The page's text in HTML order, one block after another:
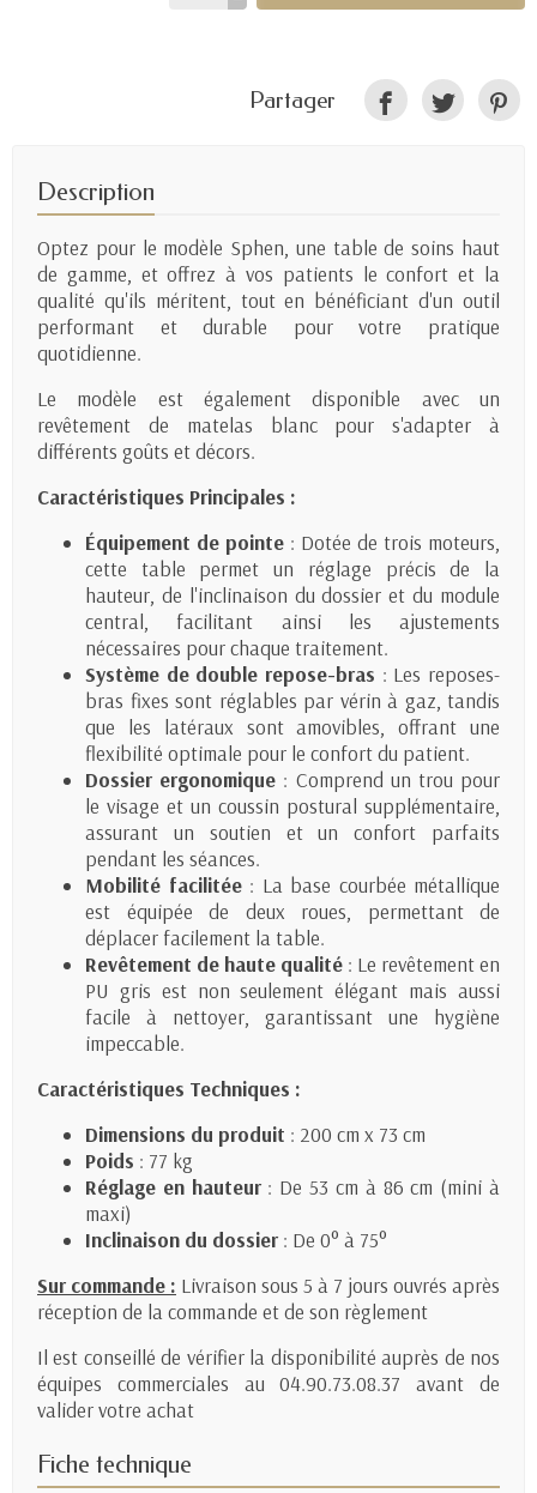
Partager
Description
Optez pour le modèle Sphen, une table de soins haut
de gamme, et offrez à vos patients le confort et la
qualité qu'ils méritent, tout en bénéficiant d'un outil
performant et durable pour votre pratique
quotidienne.
Le modèle est également disponible avec un
revêtement de matelas blanc pour s'adapter à
différents goûts et décors.
Caractéristiques Principales :
Équipement de pointe : Dotée de trois moteurs,
cette table permet un réglage précis de la
hauteur, de l'inclinaison du dossier et du module
central, facilitant ainsi les ajustements
nécessaires pour chaque traitement.
Système de double repose-bras : Les reposes-
bras fixes sont réglables par vérin à gaz, tandis
que les latéraux sont amovibles, offrant une
flexibilité optimale pour le confort du patient.
Dossier ergonomique : Comprend un trou pour
le visage et un coussin postural supplémentaire,
assurant un soutien et un confort parfaits
pendant les séances.
Mobilité facilitée: La base courbée métallique
est équipée de deux roues, permettant de
déplacer facilement la table.
Revêtement de haute qualité : Le revêtement en
PU gris est non seulement élégant mais aussi
facile à nettoyer, garantissant une hygiène
impeccable.
Caractéristiques Techniques :
Dimensions du produit : 200 cm x 73 cm
Poids : 77 kg
Réglage en hauteur: De 53 cm à 86 cm (mini à
maxi)
Inclinaison du dossier : De 0° à 75°
Sur commande : Livraison sous 5 à 7 jours ouvrés après
réception de la commande et de son règlement
Il est conseillé de vérifier la disponibilité auprès de nos
équipes commerciales au 04.90.73.08.37 avant de
valider votre achat
Fiche technique